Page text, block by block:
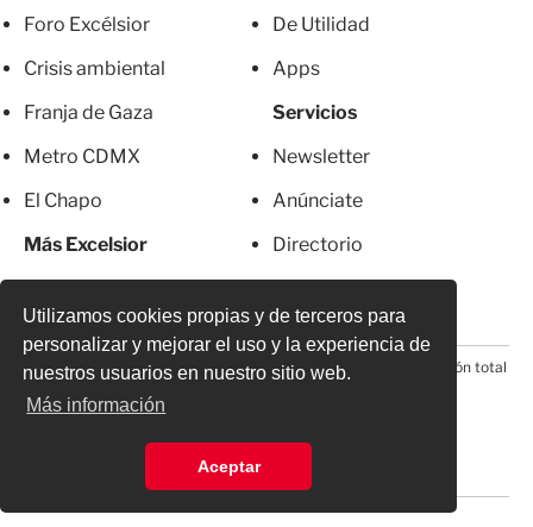
Utilizamos cookies propias y de terceros para
personalizar y mejorar el uso y la experiencia de
nuestros usuarios en nuestro sitio web.
Más información
Aceptar
Foro Excélsior
Crisis ambiental
Franja de Gaza
Metro CDMX
El Chapo
Más Excelsior
De Utilidad
Apps
Servicios
Newsletter
Anúnciate
Directorio
© 2026 Todos los derechos reservados. Prohibida la reproducción total
o parcial, incluyendo cualquier medio electrónico*